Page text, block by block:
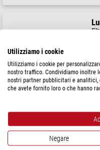
OPTICAL STRUCTURES
Utilizziamo i cookie
Utilizziamo i cookie per
nostro traffico. Condividiamo inoltre
nostri partner pubblicitari e analitici,
che avete fornito loro o che hanno
Negare